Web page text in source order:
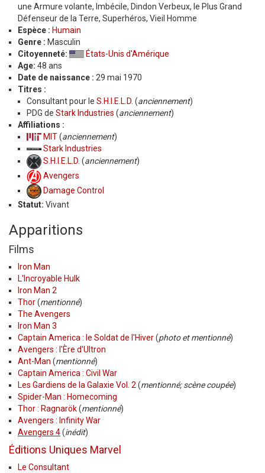
une Armure volante, Imbécile, Dindon Verbeux, le Plus Grand
Défenseur de la Terre, Superhéros, Vieil Homme
Espèce : Humain
Genre : Masculin
Citoyenneté:
États-Unis d'Amérique
Age: 48 ans
Date de naissance : 29 mai 1970
Titres :
Consultant pour le S.H.I.E.L.D. (anciennement)
PDG de Stark Industries (anciennement)
Affiliations :
MIT(anciennement)
Stark Industries
S.H.I.E.L.D. (anciennement)
Avengers
Damage Control
Statut: Vivant
Apparitions
Films
Iron Man
L'Incroyable Hulk
Iron Man 2
Thor(mentionné)
The Avengers
Iron Man 3
Captain America : le Soldat de l'Hiver(photo et mentionné)
Avengers : l'Ère d'Ultron
Ant-Man (mentionné)
Captain America : Civil War
Les Gardiens de la Galaxie Vol. 2 (mentionné; scène coupée)
Spider-Man : Homecoming
Thor : Ragnarök(mentionné)
Avengers : Infinity War
Avengers 4(inédit)
Éditions Uniques Marvel
Le Consultant